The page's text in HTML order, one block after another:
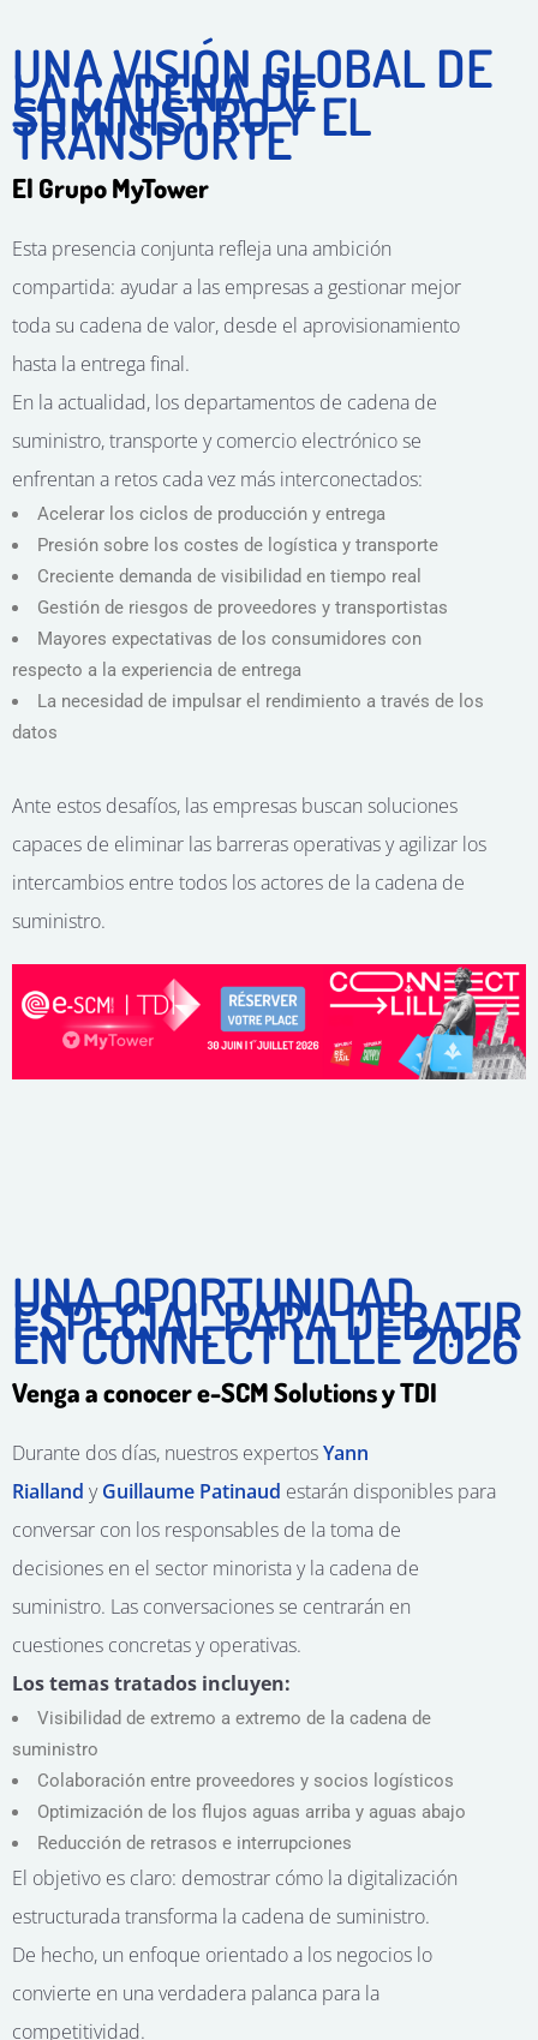
UNA VISIÓN GLOBAL DE
LA CADENA DE
SUMINISTRO Y EL
TRANSPORTE
El Grupo MyTower
Esta presencia conjunta refleja una ambición
compartida: ayudar a las empresas a gestionar mejor
toda su cadena de valor, desde el aprovisionamiento
hasta la entrega final.
En la actualidad, los departamentos de cadena de
suministro, transporte y comercio electrónico se
enfrentan a retos cada vez más interconectados:
Acelerar los ciclos de producción y entrega
Presión sobre los costes de logística y transporte
Creciente demanda de visibilidad en tiempo real
Gestión de riesgos de proveedores y transportistas
Mayores expectativas de los consumidores con
respecto a la experiencia de entrega
La necesidad de impulsar el rendimiento a través de los
datos
Ante estos desafíos, las empresas buscan soluciones
capaces de eliminar las barreras operativas y agilizar los
intercambios entre todos los actores de la cadena de
suministro.
UNA OPORTUNIDAD
ESPECIAL PARA DEBATIR
EN CONNECT LILLE 2026
Venga a conocer e-SCM Solutions y TDI
Durante dos días, nuestros expertosYann
Rialland yGuillaume Patinaud estarán disponibles para
conversar con los responsables de la toma de
decisiones en el sector minorista y la cadena de
suministro. Las conversaciones se centrarán en
cuestiones concretas y operativas.
Los temas tratados incluyen:
Visibilidad de extremo a extremo de la cadena de
suministro
Colaboración entre proveedores y socios logísticos
Optimización de los flujos aguas arriba y aguas abajo
Reducción de retrasos e interrupciones
El objetivo es claro: demostrar cómo la digitalización
estructurada transforma la cadena de suministro.
De hecho, un enfoque orientado a los negocios lo
convierte en una verdadera palanca para la
competitividad.